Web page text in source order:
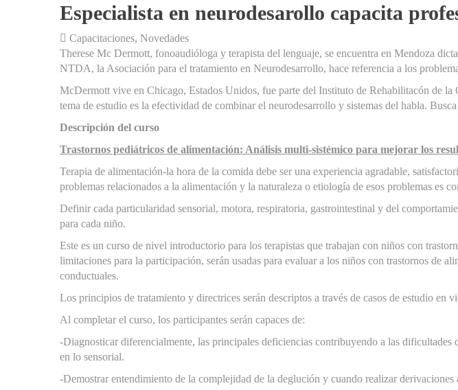
Especialista en neurodesarollo capacita
Capacitaciones, Novedades
Therese Mc Dermott, fonoaudióloga y terapista del lenguaje, se encuentra en Mendoza
NTDA, la Asociación para el tratamiento en Neurodesarrollo, hace referencia a los
McDermott vive en Chicago, Estados Unidos, fue parte del Instituto de Rehabilitacón de
tema de estudio es la efectividad de combinar el neurodesarrollo y sistemas del habla.
Descripción del curso
Trastornos pediátricos de alimentación: Análisis multi-sistémico para mejorar los
Terapia de alimentación-la hora de la comida debe ser una experiencia agradable,
problemas relacionados a la alimentación y la naturaleza o etiología de esos problemas es
Definir cada particularidad sensorial, motora, respiratoria, gastrointestinal y del
para cada niño.
Este es un curso de nivel introductorio para los terapistas que trabajan con niños con
limitaciones para la participación, serán usadas para evaluar a los niños con trastornos de
conductuales.
Los principios de tratamiento y directrices serán descriptos a través de casos de estudio en
Al completar el curso, los participantes serán capaces de:
-Diagnosticar diferencialmente, las principales deficiencias contribuyendo a las
en lo sensorial.
-Demostrar entendimiento de la complejidad de la deglución y cuando realizar derivaciones